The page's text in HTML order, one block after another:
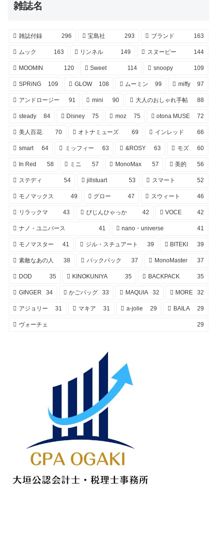
雑誌名
雑誌付録 296 宝島社 293 ブランド 163
ムック 163 リンネル 149 スヌーピー 144
MOOMIN 120 Sweet 114 snoopy 109
SPRiNG 109 GLOW 108 ムーミン 99 miffy 97
アンドロージー 91 mini 90 大人のおしゃれ手帖 88
steady 84 Disney 75 moz 75 otona MUSE 72
美人百花 70 オトナミューズ 69 インレッド 66
smart 64 ミッフィー 63 &ROSY 63 モズ 60
In Red 58 ミニ 57 MonoMax 57 美的 56
ステディ 54 jillstuart 53 スマート 52
モノマックス 49 グロー 47 スウィート 46
リラックマ 43 びじんひゃっか 42 VOCE 42
ナノ・ユニバース 41 nano・universe 41
モノマスター 41 ジル・スチュアート 39 BITEKI 39
素敵なあの人 38 バックパック 37 MonoMaster 37
DOD 35 KINOKUNIYA 35 BACKPACK 35
GINGER 34 かごバッグ 33 MAQUIA 32 MORE 32
アジョリー 31 マキア 31 a-jolie 29 BAILA 29
ヴォーチェ 29